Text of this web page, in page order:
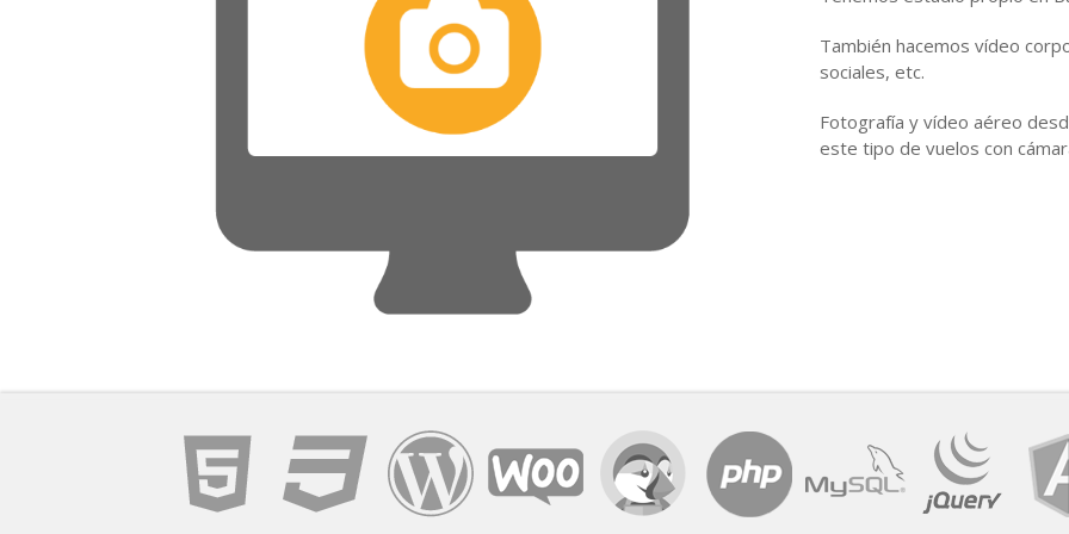
También hacemos vídeo
sociales, etc.
Fotografía y vídeo aéreo
este tipo de vuelos con